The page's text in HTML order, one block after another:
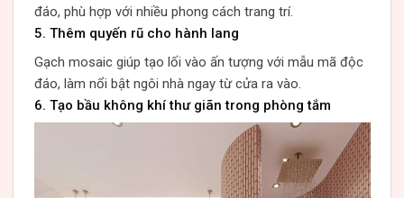
đáo, phù hợp với nhiều phong cách trang trí.
5. Thêm quyến rũ cho hành lang
Gạch mosaic giúp tạo lối vào ấn tượng với mẫu mã độc
đáo, làm nổi bật ngôi nhà ngay từ cửa ra vào.
6. Tạo bầu không khí thư giãn trong phòng tắm